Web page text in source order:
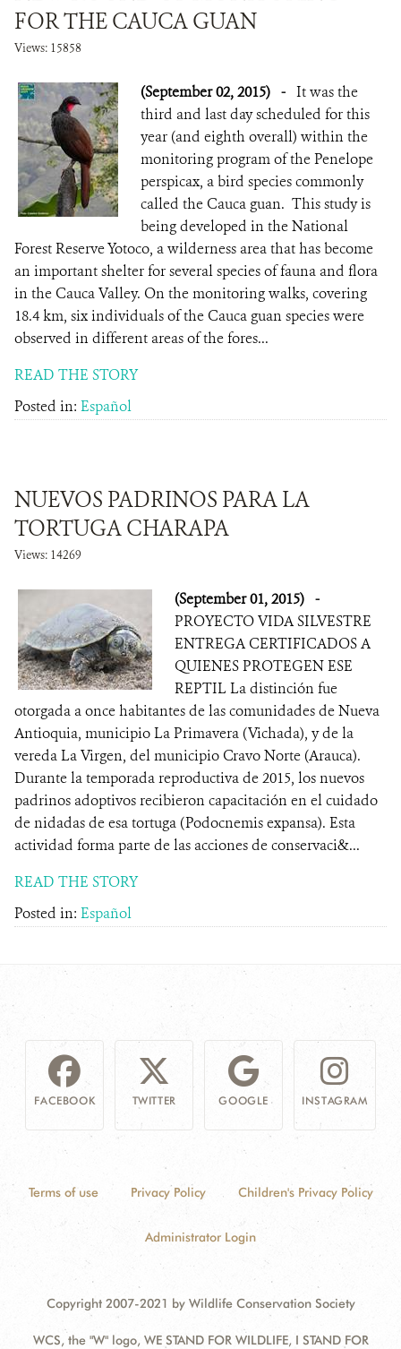
FOR THE CAUCA GUAN
Views: 15858
(September 02, 2015) - It was the
third and last day scheduled for this
year (and eighth overall) within the
monitoring program of the Penelope
perspicax, a bird species commonly
called the Cauca guan. This study is
being developed in the National
Forest Reserve Yotoco, a wilderness area that has become
an important shelter for several species of fauna and flora
in the Cauca Valley. On the monitoring walks, covering
18.4 km, six individuals of the Cauca guan species were
observed in different areas of the fores...
READ THE STORY
Posted in: Español
NUEVOS PADRINOS PARA LA
TORTUGA CHARAPA
Views: 14269
(September 01, 2015) -
PROYECTO VIDA SILVESTRE
ENTREGA CERTIFICADOS A
QUIENES PROTEGEN ESE
REPTIL La distinción fue
otorgada a once habitantes de las comunidades de Nueva
Antioquia, municipio La Primavera (Vichada), y de la
vereda La Virgen, del municipio Cravo Norte (Arauca).
Durante la temporada reproductiva de 2015, los nuevos
padrinos adoptivos recibieron capacitación en el cuidado
de nidadas de esa tortuga (Podocnemis expansa). Esta
actividad forma parte de las acciones de conservaci&...
READ THE STORY
Posted in: Español
FACEBOOK TWITTER GOOGLE INSTAGRAM
Terms of use Privacy Policy Children's Privacy Policy
Administrator Login
Copyright 2007-2021 by Wildlife Conservation Society
WCS, the "W" logo, WE STAND FOR WILDLIFE, I STAND FOR